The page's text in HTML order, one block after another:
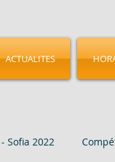
ACTUALITES
Sofia 2022